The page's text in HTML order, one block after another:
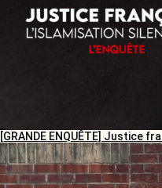
[GRANDE ENQUÊTE] Justice